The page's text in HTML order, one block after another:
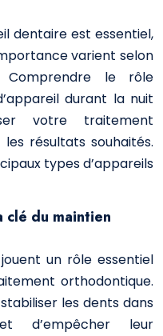
dentaire est essentiel,
varient selon
Comprendre le rôle
durant la nuit
votre traitement
résultats souhaités.
types d’appareils
clé du maintien
un rôle essentiel
orthodontique.
les dents dans
d’empêcher leur